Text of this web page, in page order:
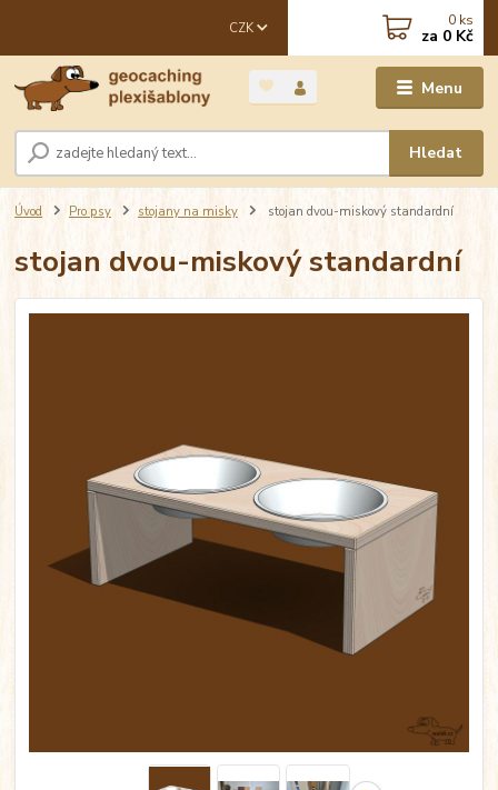
Menu
CZK
Hledat
0 ks
za 0 Kč
Úvod Pro psy stojany na misky stojan dvou-miskový standardní
stojan dvou-miskový standardní